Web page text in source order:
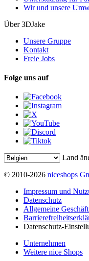
Wir und unsere
Über 3DJake
Unsere Gruppe
Kontakt
Freie Jobs
Folge uns auf
Land
© 2010-2026 niceshops
Impressum und
Datenschutz
Allgemeine
Datenschutz-
Unternehmen
Weitere nice Shops